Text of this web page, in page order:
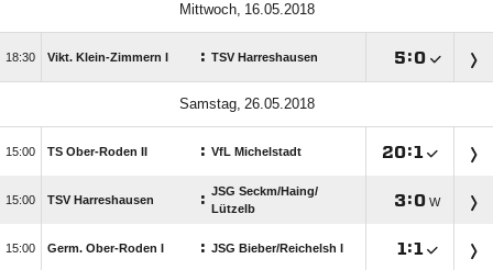
 
 Vikt. Klein-Zimmern I : TSV Harreshausen :
 
 TS Ober-Roden II : VfL Michelstadt :
 TSV Harreshausen : JSG Seckm/​Haing/​
Lützelb
: W
 Germ. Ober-Roden I : JSG Bieber/​Reichelsh I  :